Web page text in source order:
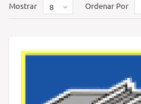
Mostrar 8 Ordenar Por